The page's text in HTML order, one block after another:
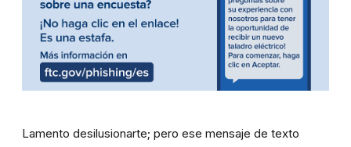
Lamento desilusionarte; pero ese mensaje de texto